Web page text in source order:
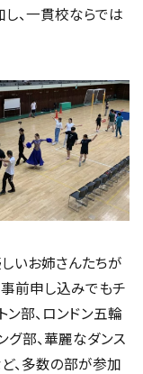
、一貫校ならでは
いお姉さんたちが
事前申し込みでもチ
部、ロンドン五輪
グ部、華麗なダンス
、多数の部が参加